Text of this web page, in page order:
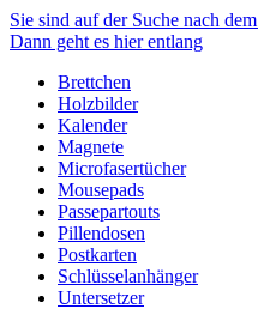
Zum
Inhalt
Sie sind auf der Suche nach dem
Dann geht es hier entlang
Brettchen
Holzbilder
Kalender
Magnete
Microfasertücher
Mousepads
Passepartouts
Pillendosen
Postkarten
Schlüsselanhänger
Untersetzer